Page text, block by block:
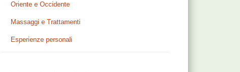
Oriente e Occidente
Massaggi e Trattamenti
Esperienze personali